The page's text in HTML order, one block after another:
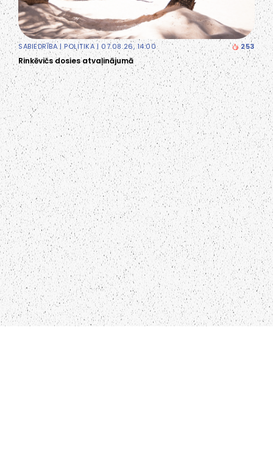
SABIEDRĪBA|POLITIKA| 07.08.26, 14:00 253
Rinkēvičs dosies atvaļinājumā